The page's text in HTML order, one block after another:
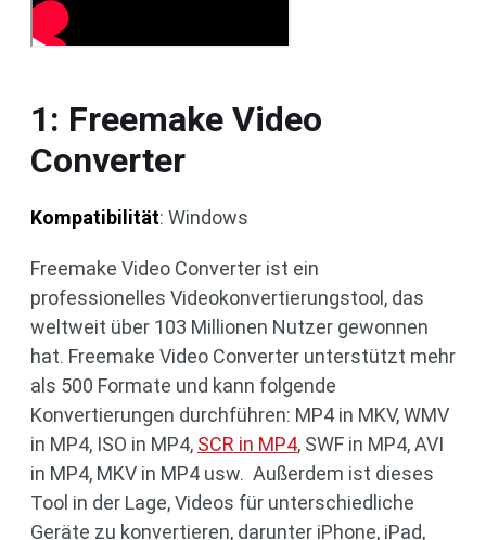
1: Freemake Video
Converter
Kompatibilität: Windows
Freemake Video Converter ist ein
professionelles Videokonvertierungstool, das
weltweit über 103 Millionen Nutzer gewonnen
hat. Freemake Video Converter unterstützt mehr
als 500 Formate und kann folgende
Konvertierungen durchführen: MP4 in MKV, WMV
in MP4, ISO in MP4, SCR in MP4, SWF in MP4, AVI
in MP4, MKV in MP4 usw. Außerdem ist dieses
Tool in der Lage, Videos für unterschiedliche
Geräte zu konvertieren, darunter iPhone, iPad,